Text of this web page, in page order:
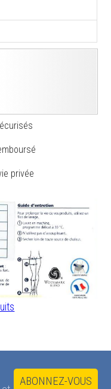
privée
ABONNEZ-VOUS